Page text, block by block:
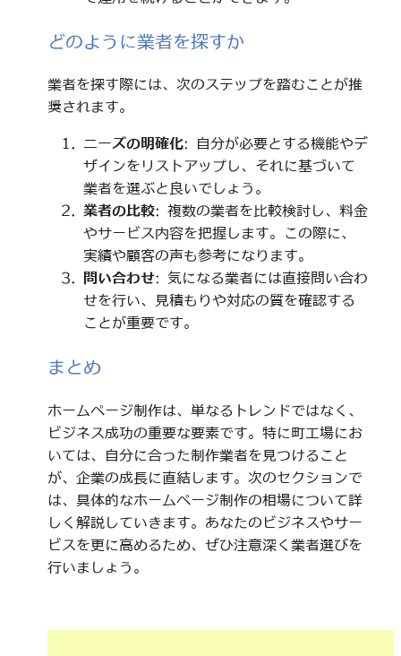
どのように業者を探すか
業者を探す際には、次のステップを踏むことが推
奨されます。
ニーズの明確化: 自分が必要とする機能やデ
ザインをリストアップし、それに基づいて
業者を選ぶと良いでしょう。
業者の比較: 複数の業者を比較検討し、料金
やサービス内容を把握します。この際に、
実績や顧客の声も参考になります。
問い合わせ: 気になる業者には直接問い合わ
せを行い、見積もりや対応の質を確認する
ことが重要です。
まとめ
ホームページ制作は、単なるトレンドではなく、
ビジネス成功の重要な要素です。特に町工場にお
いては、自分に合った制作業者を見つけること
が、企業の成長に直結します。次のセクションで
は、具体的なホームページ制作の相場について詳
しく解説していきます。あなたのビジネスやサー
ビスを更に高めるため、ぜひ注意深く業者選びを
行いましょう。